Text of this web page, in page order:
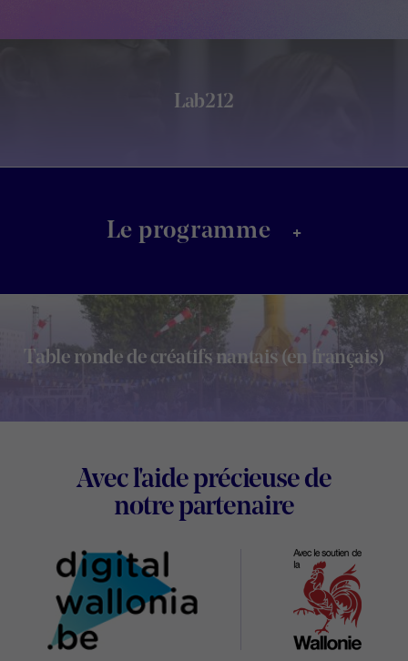
Lab212
Le programme +
Table ronde de créatifs nantais (en français)
Avec l'aide précieuse de
notre partenaireDigital